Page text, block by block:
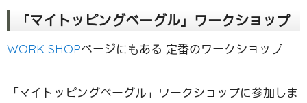
「マイトッピングベーグル」ワークショップ
WORK SHOPページにもある 定番のワークショップ
「マイトッピングベーグル」ワークショップに参加しま